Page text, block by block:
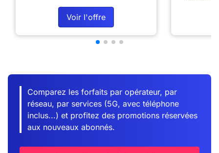
Voir l'offre
Comparez les forfaits par opérateur, par
réseau, par services (5G, avec téléphone
inclus...) et profitez des promotions réservées
aux nouveaux abonnés.